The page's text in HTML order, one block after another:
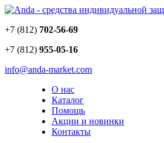
+7 (812) 702-56-69
+7 (812) 955-05-16
info@anda-market.com
О нас
Каталог
Помощь
Акции и новинки
Контакты